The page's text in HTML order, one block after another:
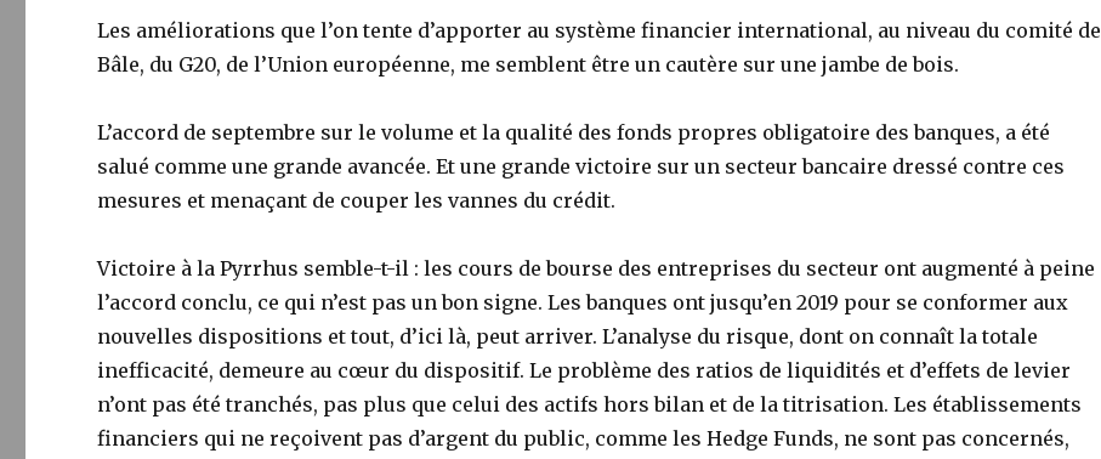
Les améliorations que l’on tente d’apporter au système financier international, au niveau du comité de
Bâle, du G20, de l’Union européenne, me semblent être un cautère sur une jambe de bois.
L’accord de septembre sur le volume et la qualité des fonds propres obligatoire des banques, a été
salué comme une grande avancée. Et une grande victoire sur un secteur bancaire dressé contre ces
mesures et menaçant de couper les vannes du crédit.
Victoire à la Pyrrhus semble-t-il : les cours de bourse des entreprises du secteur ont augmenté à peine
l’accord conclu, ce qui n’est pas un bon signe. Les banques ont jusqu’en 2019 pour se conformer aux
nouvelles dispositions et tout, d’ici là, peut arriver. L’analyse du risque, dont on connaît la totale
inefficacité, demeure au cœur du dispositif. Le problème des ratios de liquidités et d’effets de levier
n’ont pas été tranchés, pas plus que celui des actifs hors bilan et de la titrisation. Les établissements
financiers qui ne reçoivent pas d’argent du public, comme les Hedge Funds, ne sont pas concernés,